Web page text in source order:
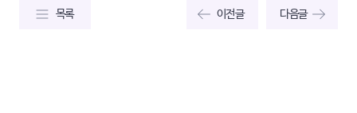
목록 이전글 다음글